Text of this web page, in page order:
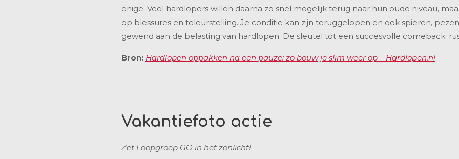
enige. Veel hardlopers willen daarna zo snel mogelijk terug naar hun oude niveau,
op blessures en teleurstelling. Je conditie kan zijn teruggelopen en ook spieren,
gewend aan de belasting van hardlopen. De sleutel tot een succesvolle comeback:
Bron: Hardlopen oppakken na een pauze: zo bouw je slim weer op – Hardlopen.nl
Vakantiefoto actie
Zet Loopgroep GO in het zonlicht!